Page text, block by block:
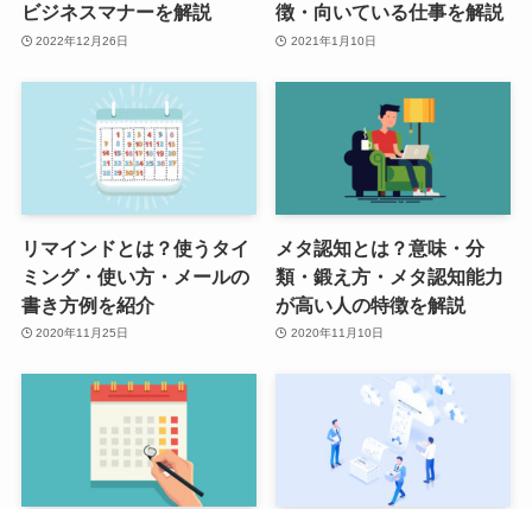
ビジネスマナーを解説
2022年12月26日
徴・向いている仕事を解説
2021年1月10日
リマインドとは？使うタイ
ミング・使い方・メールの
書き方例を紹介
2020年11月25日
メタ認知とは？意味・分
類・鍛え方・メタ認知能力
が高い人の特徴を解説
2020年11月10日